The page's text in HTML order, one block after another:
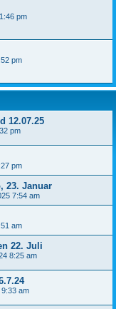
pm
pm
12.07.25
pm
pm
23. Januar
7:54 am
am
22. Juli
8:25 am
am